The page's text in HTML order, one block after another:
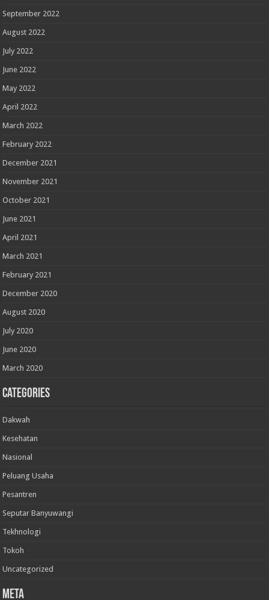
September 2022
August 2022
July 2022
June 2022
May 2022
April 2022
March 2022
February 2022
December 2021
November 2021
October 2021
June 2021
April 2021
March 2021
February 2021
December 2020
August 2020
July 2020
June 2020
March 2020
Categories
Dakwah
Kesehatan
Nasional
Peluang Usaha
Pesantren
Seputar Banyuwangi
Tekhnologi
Tokoh
Uncategorized
Meta